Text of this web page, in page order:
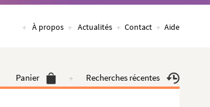
À propos Actualités Contact Aide
Panier Recherches récentes